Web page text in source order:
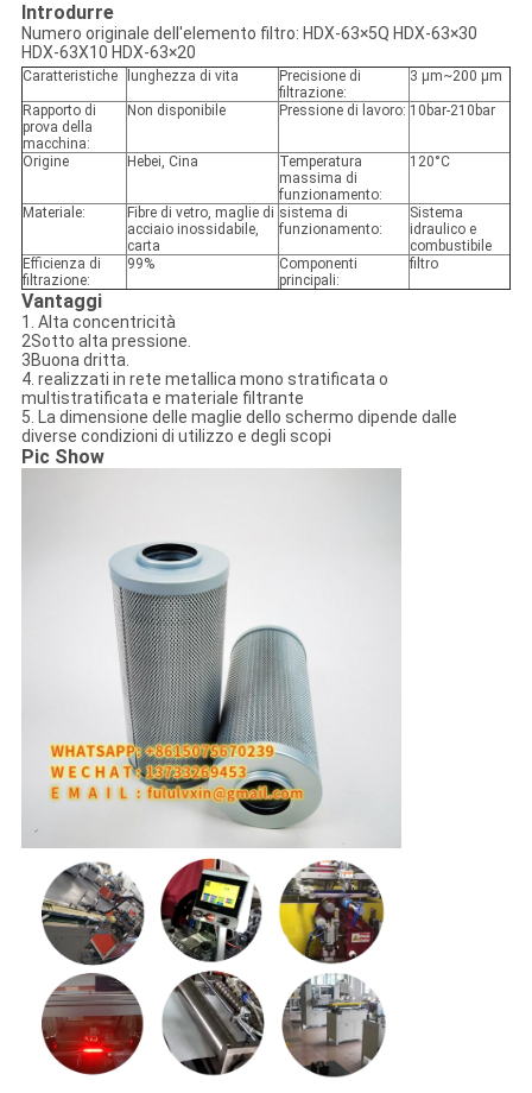
Introdurre
Numero originale dell'elemento filtro: HDX-63×5Q HDX-63×30
HDX-63X10 HDX-63×20
Caratteristiche lunghezza di vita
Precisione di
filtrazione:
3 μm~200 μm
Rapporto di
prova della
macchina:
Non disponibile Pressione di lavoro: 10bar-210bar
Origine Hebei, Cina
Temperatura
massima di
funzionamento:
120°C
Materiale:
Fibre di vetro, maglie di
acciaio inossidabile,
carta
sistema di
funzionamento:
Sistema
idraulico e
combustibile
Efficienza di
filtrazione:
99%
Componenti
principali:
filtro
Vantaggi
1. Alta concentricità
2Sotto alta pressione.
3Buona dritta.
4. realizzati in rete metallica mono stratificata o
multistratificata e materiale filtrante
5. La dimensione delle maglie dello schermo dipende dalle
diverse condizioni di utilizzo e degli scopi
Pic Show